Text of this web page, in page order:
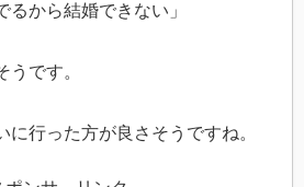
るから結婚できない」
うです。
に行った方が良さそうですね。